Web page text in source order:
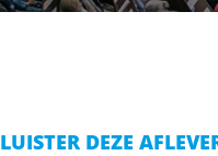
LUISTER DEZE